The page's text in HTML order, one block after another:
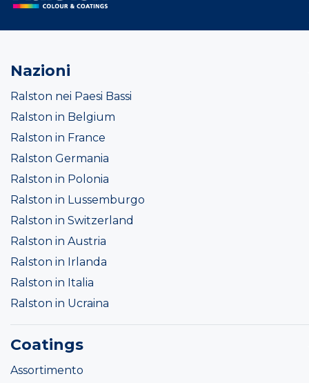
Nazioni
Ralston nei Paesi Bassi
Ralston in Belgium
Ralston in France
Ralston Germania
Ralston in Polonia
Ralston in Lussemburgo
Ralston in Switzerland
Ralston in Austria
Ralston in Irlanda
Ralston in Italia
Ralston in Ucraina
Coatings
Assortimento